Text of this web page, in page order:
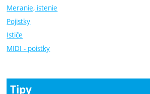
Meranie, istenie
Pojistky
Ističe
MIDI - poistky
Tipy